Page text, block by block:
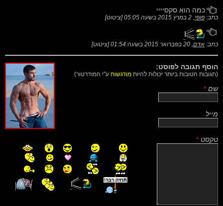
כמה הוא סקסיייי
כתב: פופי, 2 במרץ 2015 בשעה 05:05 [ציטוט]
כתב: אדם, 20 בפברואר 2015 בשעה 01:54 [ציטוט]
הוסף תגובה לפוסט:
(תגובות הטובות ביותר יכולות להיות מודגשות ע"י המודרטור)
שם *
מייל
טקסט *